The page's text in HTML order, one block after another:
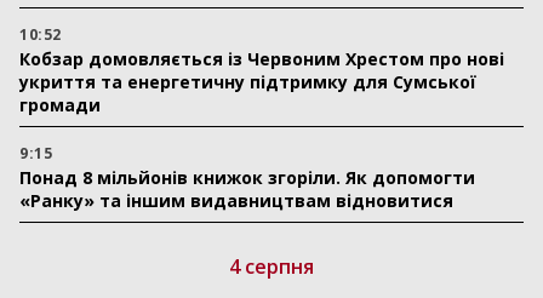
10:52
Кобзар домовляється із Червоним Хрестом про нові
укриття та енергетичну підтримку для Сумської
громади
9:15
Понад 8 мільйонів книжок згоріли. Як допомогти
«Ранку» та іншим видавництвам відновитися
4 серпня